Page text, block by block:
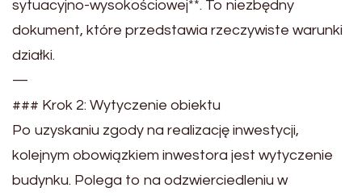
sytuacyjno-wysokościowej**. To niezbędny
dokument, które przedstawia rzeczywiste warunki
działki.
—
### Krok 2: Wytyczenie obiektu
Po uzyskaniu zgody na realizację inwestycji,
kolejnym obowiązkiem inwestora jest wytyczenie
budynku. Polega to na odzwierciedleniu w